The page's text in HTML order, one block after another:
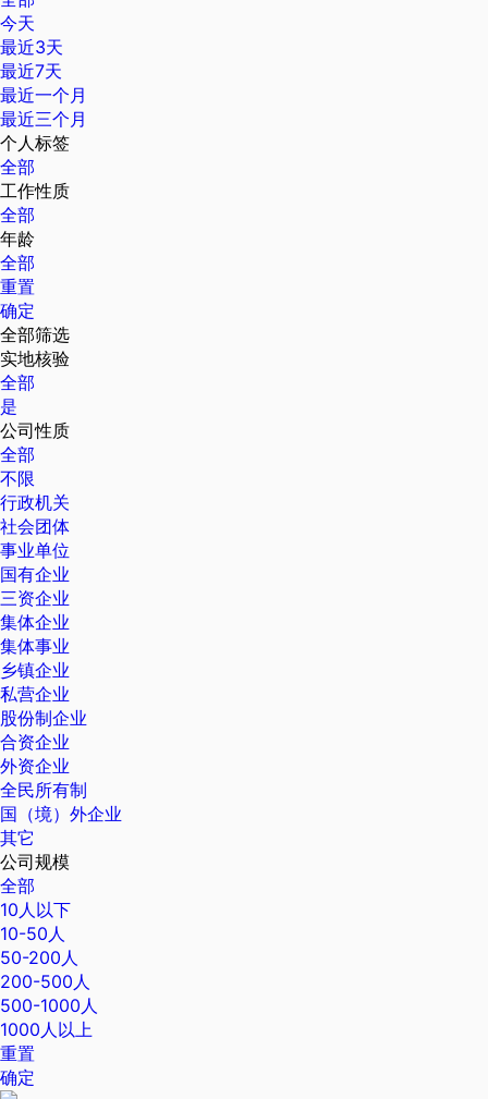
今天
最近3天
最近7天
最近一个月
最近三个月
个人标签
全部
工作性质
全部
年龄
全部
重置
确定
全部筛选
实地核验
全部
是
公司性质
全部
不限
行政机关
社会团体
事业单位
国有企业
三资企业
集体企业
集体事业
乡镇企业
私营企业
股份制企业
合资企业
外资企业
全民所有制
国（境）外企业
其它
公司规模
全部
10人以下
10-50人
50-200人
200-500人
500-1000人
1000人以上
重置
确定